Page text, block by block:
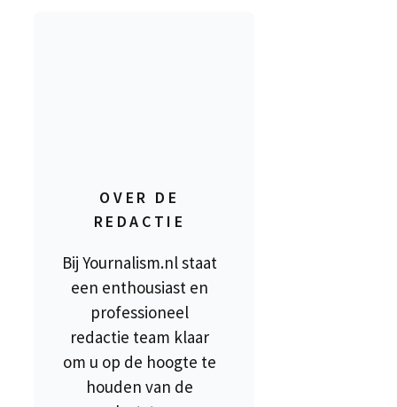
OVER DE
REDACTIE
Bij Yournalism.nl staat
een enthousiast en
professioneel
redactie team klaar
om u op de hoogte te
houden van de